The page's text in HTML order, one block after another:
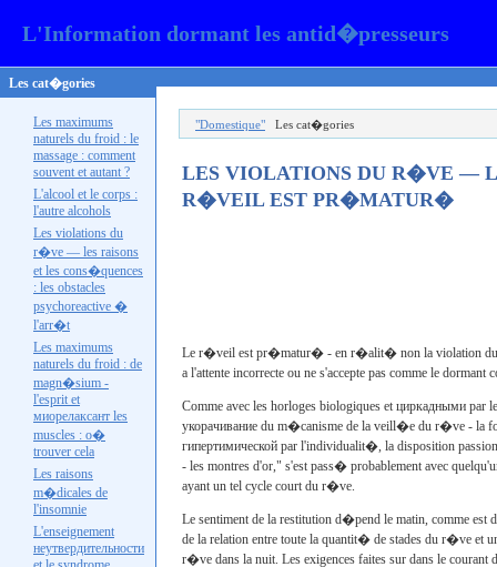
L'Information dormant les antid�presseurs
Les cat�gories
Les maximums
naturels du froid : le
massage : comment
souvent et autant ?
L'alcool et le corps :
l'autre alcohols
Les violations du
r�ve — les raisons
et les cons�quences
: les obstacles
psychoreactive �
l'arr�t
Les maximums
naturels du froid : de
magn�sium -
l'esprit et
миорелаксант les
muscles : o�
trouver cela
Les raisons
m�dicales de
l'insomnie
L'enseignement
неутвердительности
"Domestique" Les cat�gories
LES VIOLATIONS DU R�VE —
R�VEIL EST PR�MATUR�
Le r�veil est pr�matur� - en r�alit� non la violation du
a l'attente incorrecte ou ne s'accepte pas comme le
Comme avec les horloges biologiques et циркадными par
укорачивание du m�canisme de la veill�e du r�ve - la
гипертимической par l'individualit�, la disposition
- les montres d'or," s'est pass� probablement avec
ayant un tel cycle court du r�ve.
Le sentiment de la restitution d�pend le matin,
de la relation entre toute la quantit� de stades du r�ve et
r�ve dans la nuit. Les exigences faites sur dans le courant